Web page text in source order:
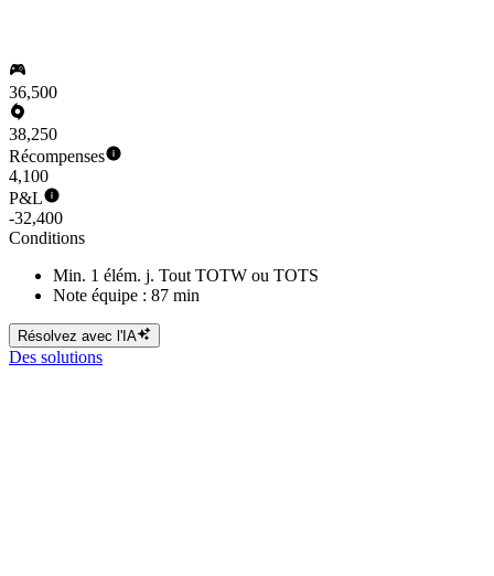
36,500
38,250
Récompenses
4,100
P&L
-32,400
Conditions
Min. 1 élém. j. Tout TOTW ou TOTS
Note équipe : 87 min
Résolvez avec l'IA
Des solutions